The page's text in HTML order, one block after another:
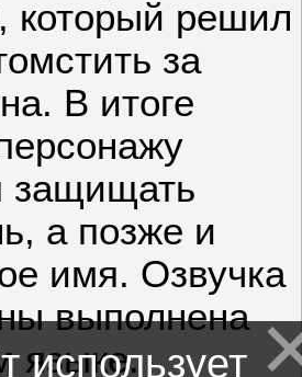
который решил
за
В итоге
защищать
а позже и
имя. Озвучка
выполнена
языке.
использует